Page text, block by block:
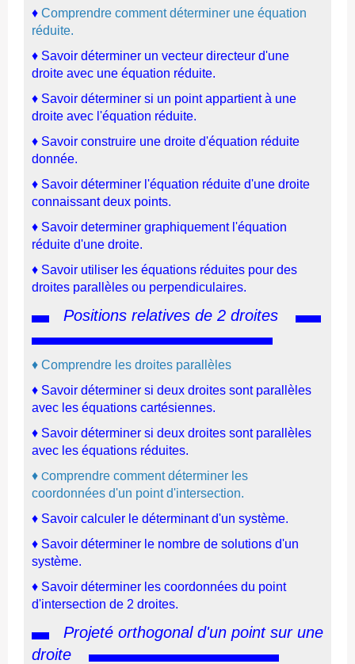
♦ Comprendre comment déterminer une équation
réduite.
♦ Savoir déterminer un vecteur directeur d'une
droite avec une équation réduite.
♦ Savoir déterminer si un point appartient à une
droite avec l'équation réduite.
♦ Savoir construire une droite d'équation réduite
donnée.
♦ Savoir déterminer l'équation réduite d'une droite
connaissant deux points.
♦ Savoir determiner graphiquement l'équation
réduite d'une droite.
♦ Savoir utiliser les équations réduites pour des
droites parallèles ou perpendiculaires.
Positions relatives de 2 droites
♦ Comprendre les droites parallèles
♦ Savoir déterminer si deux droites sont parallèles
avec les équations cartésiennes.
♦ Savoir déterminer si deux droites sont parallèles
avec les équations réduites.
♦ Comprendre comment déterminer les
coordonnées d'un point d'intersection.
♦ Savoir calculer le déterminant d'un système.
♦ Savoir déterminer le nombre de solutions d'un
système.
♦ Savoir déterminer les coordonnées du point
d'intersection de 2 droites.
Projeté orthogonal d'un point sur une
droite